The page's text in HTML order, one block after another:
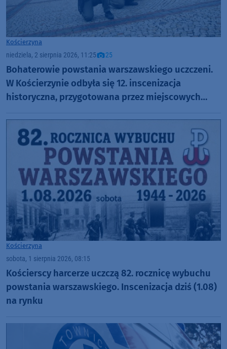
Kościerzyna
niedziela, 2 sierpnia 2026, 11:25 25
Bohaterowie powstania warszawskiego uczczeni.
W Kościerzynie odbyła się 12. inscenizacja
historyczna, przygotowana przez miejscowych
Kościerzyna
sobota, 1 sierpnia 2026, 08:15
Kościerscy harcerze uczczą 82. rocznicę wybuchu
powstania warszawskiego. Inscenizacja dziś (1.08)
na rynku